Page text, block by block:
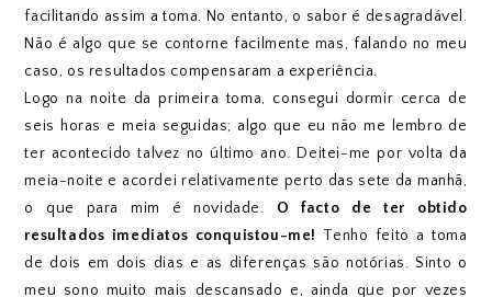
facilitando assim a toma. No entanto, o sabor é desagradável.
Não é algo que se contorne facilmente mas, falando no meu
caso, os resultados compensaram a experiência.
Logo na noite da primeira toma, consegui dormir cerca de
seis horas e meia seguidas; algo que eu não me lembro de
ter acontecido talvez no último ano. Deitei-me por volta da
meia-noite e acordei relativamente perto das sete da manhã,
o que para mim é novidade. O facto de ter obtido
resultados imediatos conquistou-me! Tenho feito a toma
de dois em dois dias e as diferenças são notórias. Sinto o
meu sono muito mais descansado e, ainda que por vezes